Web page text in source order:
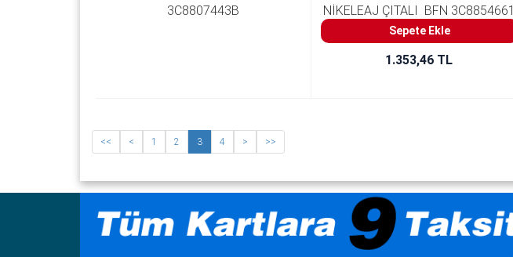
3C8807443B
NİKELEAJ ÇITALI  BFN 3C8854661
Sepete Ekle
1.353,46 TL
<< < 1 2 3 4 > >>